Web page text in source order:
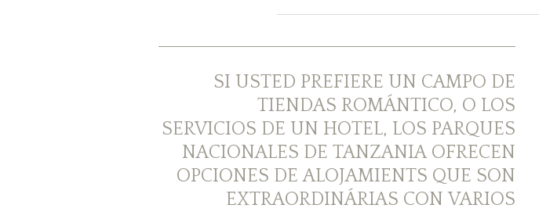
SI USTED PREFIERE UN CAMPO DE
TIENDAS ROMÁNTICO, O LOS
SERVICIOS DE UN HOTEL, LOS PARQUES
NACIONALES DE TANZANIA OFRECEN
OPCIONES DE ALOJAMIENTS QUE SON
EXTRAORDINÁRIAS CON VARIOS